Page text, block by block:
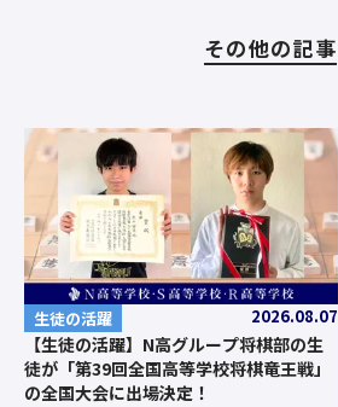
その他の記事
生徒の活躍 2026.08.07
【生徒の活躍】N高グループ将棋部の生
徒が「第39回全国高等学校将棋竜王戦」
の全国大会に出場決定！